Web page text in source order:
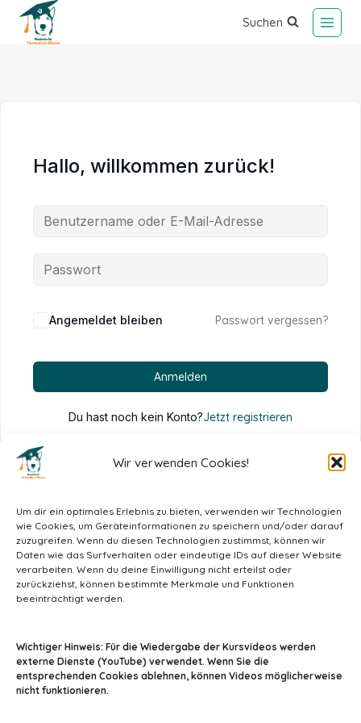
Wir verwenden Cookies!
Um dir ein optimales Erlebnis zu bieten, verwenden wir Technologien
wie Cookies, um Geräteinformationen zu speichern und/oder darauf
zuzugreifen. Wenn du diesen Technologien zustimmst, können wir
Daten wie das Surfverhalten oder eindeutige IDs auf dieser Website
verarbeiten. Wenn du deine Einwilligung nicht erteilst oder
zurückziehst, können bestimmte Merkmale und Funktionen
beeinträchtigt werden.
Wichtiger Hinweis: Für die Wiedergabe der Kursvideos werden
externe Dienste (YouTube) verwendet. Wenn Sie die
entsprechenden Cookies ablehnen, können Videos möglicherweise
nicht funktionieren.
Suchen
Hallo, willkommen zurück!
Alternative:
Angemeldet bleiben Passwort vergessen?
Anmelden
Du hast noch kein Konto?Jetzt registrieren
info@tiermedizin-wissen.de